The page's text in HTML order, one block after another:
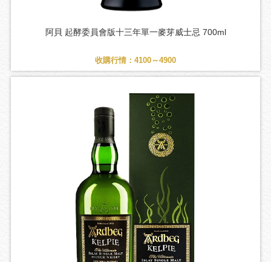
阿貝 起酵委員會版十三年單一麥芽威士忌 700ml
收購行情：4100～4900